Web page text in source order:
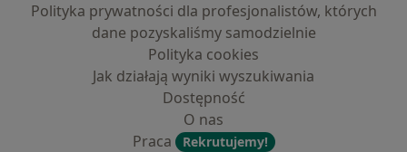
Polityka prywatności dla profesjonalistów, których
dane pozyskaliśmy samodzielnie
Polityka cookies
Jak działają wyniki wyszukiwania
Dostępność
O nas
Praca
Rekrutujemy!